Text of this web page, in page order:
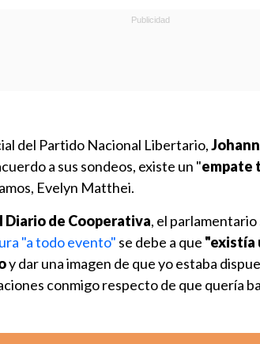
del Partido Nacional Libertario,
a sus sondeos, existe un "empate
Evelyn Matthei.
Diario de Cooperativa, el
"a todo evento" se debe a que "existía
y dar una imagen de que yo estaba
conmigo respecto de que quería